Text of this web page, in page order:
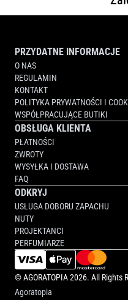
PRZYDATNE INFORMACJE
O NAS
REGULAMIN
KONTAKT
POLITYKA PRYWATNOŚCI I
WSPÓŁPRACUJĄCE BUTIKI
OBSŁUGA KLIENTA
PŁATNOŚCI
ZWROTY
WYSYŁKA I DOSTAWA
FAQ
ODKRYJ
USŁUGA DOBORU ZAPACHU
NUTY
PROJEKTANCI
PERFUMIARZE
©AGORATOPIA2026. All Rights
Agoratopia